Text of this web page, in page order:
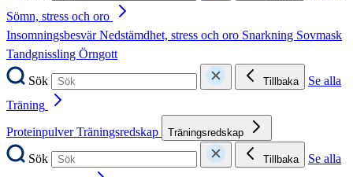
Sömn, stress och oro
InsomningsbesvärNedstämdhet, stress och oro Snarkning Sovmask
Tandgnissling Örngott
Sök
Tillbaka
Se alla
Träning
ProteinpulverTräningsredskap Träningsredskap
Sök Tillbaka
Se alla